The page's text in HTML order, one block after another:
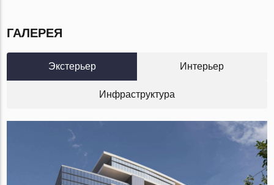
ГАЛЕРЕЯ
Экстерьер Интерьер
Инфраструктура